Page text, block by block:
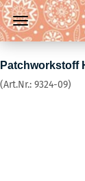
Patchworkstoff
(Art.Nr.: 9324-09)